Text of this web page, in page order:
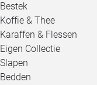
Bestek
Koffie & Thee
Karaffen & Flessen
Eigen Collectie
Slapen
Bedden